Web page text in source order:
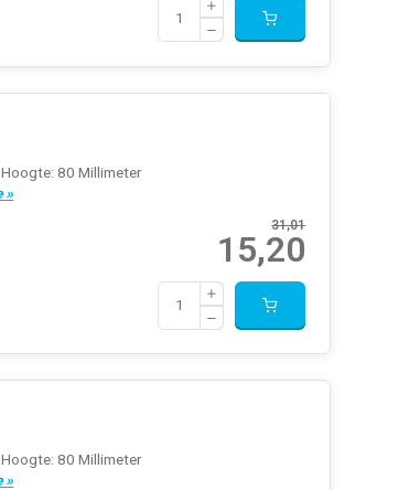
80 Millimeter
»
31,01
15,20
80 Millimeter
»